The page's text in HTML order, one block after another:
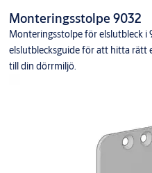
Monteringsstolpe 9032
Monteringsstolpe för elslutbleck i
elslutblecksguide för att hitta rätt
till din dörrmiljö.